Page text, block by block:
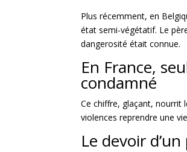
Plus récemment, en
état semi-végétatif. Le
dangerosité était connue.
En France,
condamné
Ce chiffre, glaçant, nourrit
violences reprendre une
Le devoir